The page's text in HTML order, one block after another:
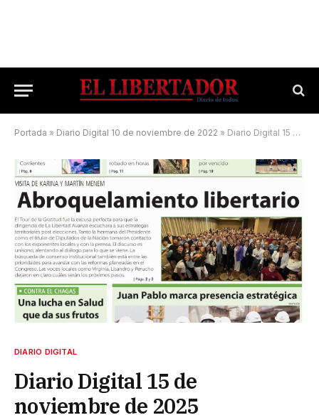
Portada » Diario Digital 10 de noviembre de 2022 » Diario Digital 15 de noviembre de 2025
DIARIO DIGITAL
Diario Digital 15 de
noviembre de 2025